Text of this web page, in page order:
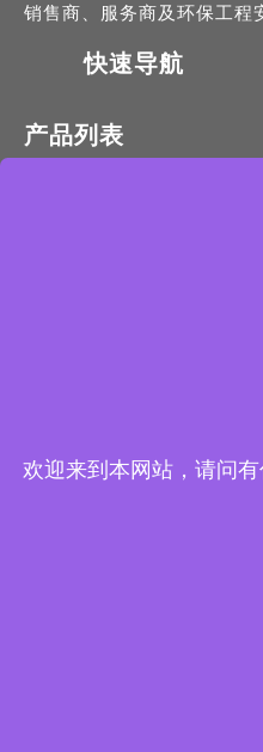
销售商、服务商及环保工程
快速导航
产品列表
欢迎来到本网站，请问